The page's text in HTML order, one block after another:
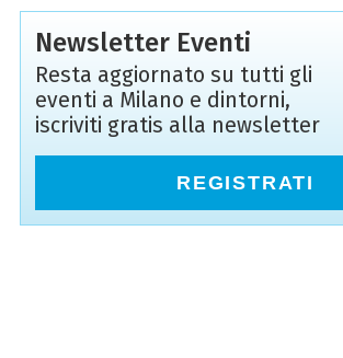
Newsletter Eventi
Resta aggiornato su tutti gli
eventi a Milano e dintorni,
iscriviti gratis alla newsletter
REGISTRATI